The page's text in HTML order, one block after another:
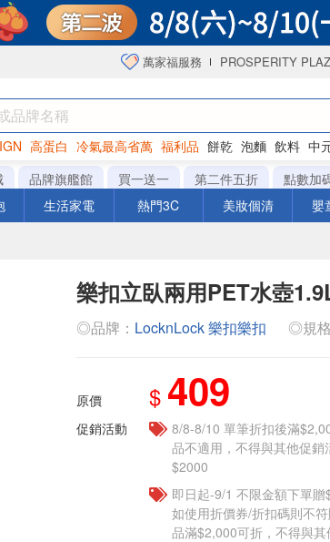
萬家福服務 PROSPERITY
高蛋白 冷氣最高省萬 福利品 餅乾 泡麵 飲料 中
海苔
品牌旗艦館 買一送一 第二件五折 點數加
生活家電 熱門3C 美妝個清 嬰
樂扣立臥兩用PET水壺
◎品牌： LocknLock 樂扣樂扣 ◎規
原價 $ 409
促銷活動
8/8-8/10 單筆折扣後滿
品不適用，不得與其他促
$2000
即日起-9/1 不限金額下單
如使用折價券/折扣碼則不
品滿$2,000可折，不得與